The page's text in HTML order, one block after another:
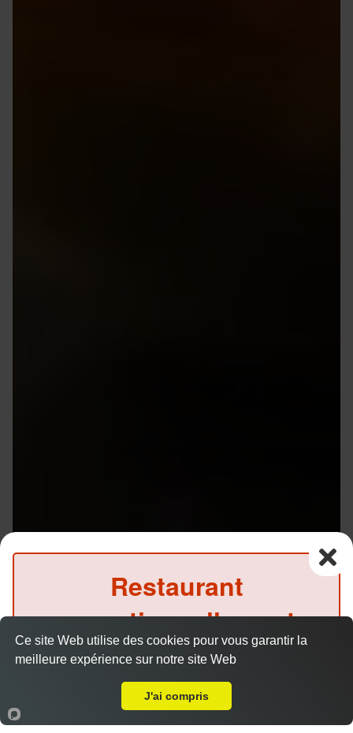
Menu V1 - Gyoza
Accueil Panier Compte
Restaurant
exceptionnellement
fermé ce soir
(Précommande possible)
Ce site Web utilise des cookies pour vous garantir la
meilleure expérience sur notre site Web
J'ai compris